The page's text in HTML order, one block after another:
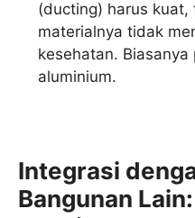
(ducting) harus kuat,
materialnya tidak
kesehatan.
aluminium.
Integrasi
Bangunan